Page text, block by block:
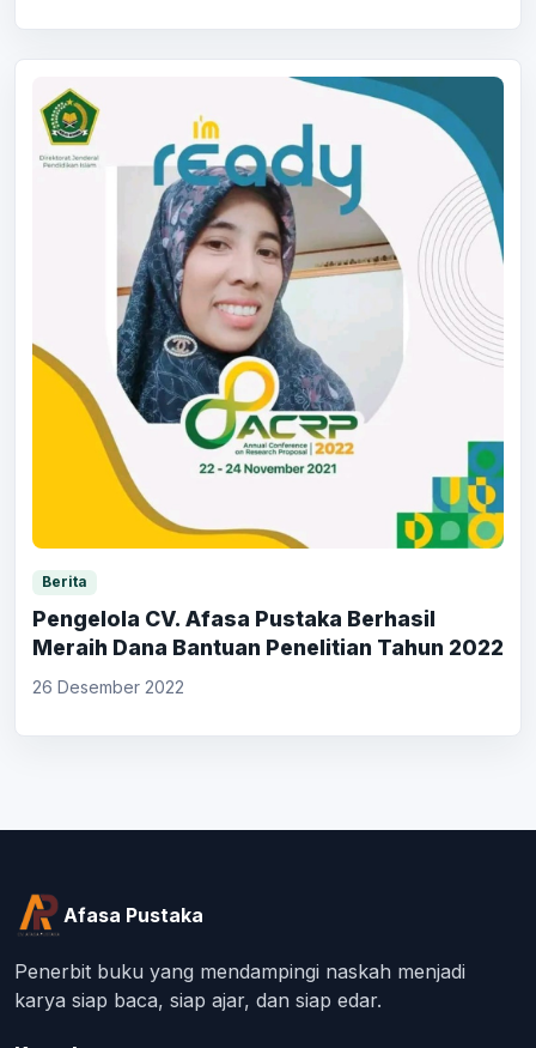
Berita
Pengelola CV. Afasa Pustaka Berhasil
Meraih Dana Bantuan Penelitian Tahun 2022
26 Desember 2022
Afasa Pustaka
Penerbit buku yang mendampingi naskah menjadi
karya siap baca, siap ajar, dan siap edar.